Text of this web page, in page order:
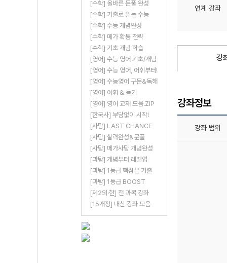
[수학] 올바른 문풀 완성
[수학] 기출로 읽는 수능
[수학] 수능 개념완성
[수학] 메가 확통 전략
[수학] 기초 개념 학습
[영어] 수능 영어 기초/개념
[영어] 수능 영어, 어휘부터!
[영어] 수능영어 구문&독해
[영어] 어휘 & 듣기
[영어] 영어 교재 모음.ZIP
[한국사] 부담없이 시작!
[사탐] LAST CHANCE
[사탐] 실력완성&문풀
[사탐] 메가사탐 개념완성
[과탐] 개념부터 레벨업
[과탐] 1등급 핵심은 기출
[과탐] 1등급 BOOST
[제2외·한] 전 과목 강좌
[15개정] 내신 강좌 모음
연계 강좌
강
강좌정보
강좌 범위